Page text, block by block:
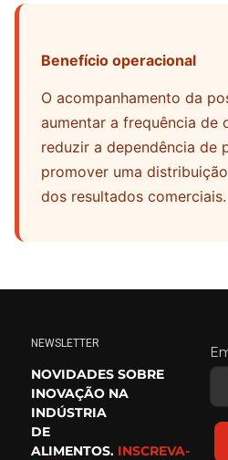
Benefício operacional
O acompanhamento da
aumentar a frequência de
reduzir a dependência de
promover uma
dos resultados comerciais.
NEWSLETTER
NOVIDADES SOBRE
INOVAÇÃO NA
INDÚSTRIA
DE
ALIMENTOS. INSCREVA-